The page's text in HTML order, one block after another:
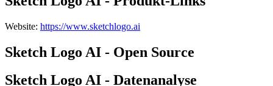
Website: https://www.sketchlogo.ai
Sketch Logo AI - Open Source
Sketch Logo AI - Datenanalyse